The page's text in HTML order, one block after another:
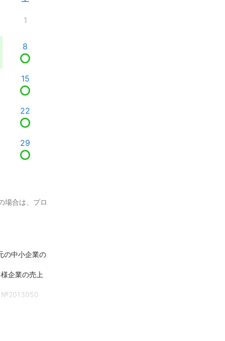
1
8
15
22
29
場合は、プロ
の中小企業の
企業の売上
№2013050